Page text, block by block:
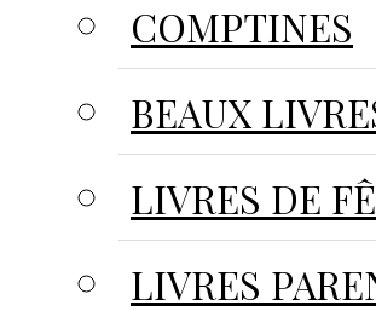
COMPTINES
BEAUX
LIVRES DE
LIVRES